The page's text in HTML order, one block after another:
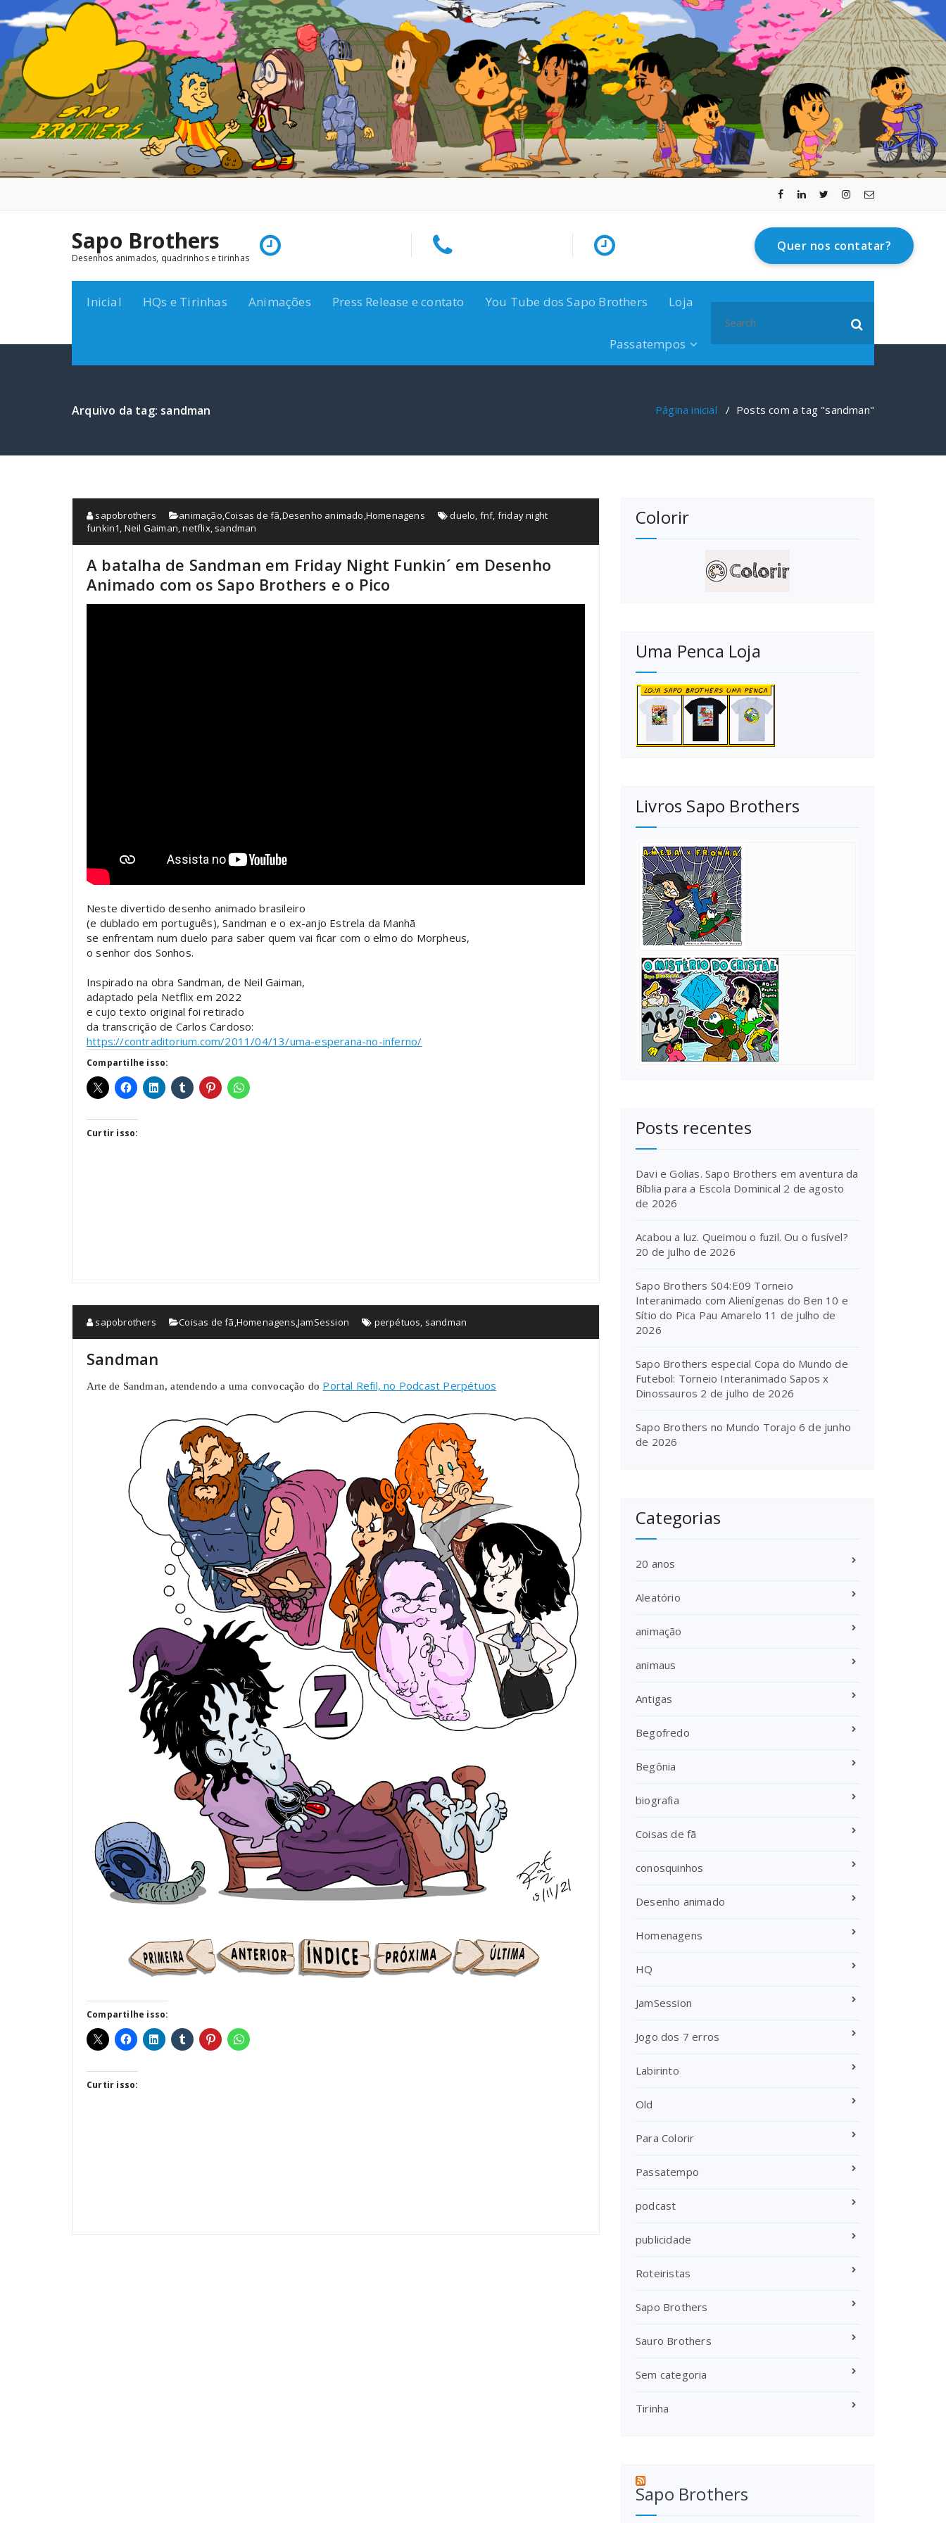
para
conteúdo
Sapo Brothers
Desenhos animados, quadrinhos e tirinhas
Quer nos contatar?
Inicial HQs e Tirinhas Animações Press Release e contato You Tube dos Sapo Brothers Loja
Passatempos
for:
Arquivo da tag: sandman Página inicial / Posts com a tag "sandman"
sapobrothers animação,Coisas de fã,Desenho animado,Homenagens duelo, fnf, friday night
funkin1, Neil Gaiman,netflix, sandman
A batalha de Sandman em Friday Night Funkin´ em Desenho
Animado com os Sapo Brothers e o Pico
Neste divertido desenho animado brasileiro
(e dublado em português), Sandman e o ex-anjo Estrela da Manhã
se enfrentam num duelo para saber quem vai ficar com o elmo do Morpheus,
o senhor dos Sonhos.
Inspirado na obra Sandman, de Neil Gaiman,
adaptado pela Netflix em 2022
e cujo texto original foi retirado
da transcrição de Carlos Cardoso:
https://contraditorium.com/2011/04/13/uma-esperana-no-inferno/
Compartilhe isso:
Curtir isso:
sapobrothers Coisas de fã,Homenagens,JamSession perpétuos, sandman
Sandman
Arte de Sandman, atendendo a uma convocação do Portal Refil, no Podcast Perpétuos
Compartilhe isso:
Curtir isso:
Colorir
Uma Penca Loja
Livros Sapo Brothers
Posts recentes
Davi e Golias. Sapo Brothers em aventura da
Bíblia para a Escola Dominical 2 de agosto
de 2026
Acabou a luz. Queimou o fuzil. Ou o fusível?
20 de julho de 2026
Sapo Brothers S04:E09 Torneio
Interanimado com Alienígenas do Ben 10 e
Sítio do Pica Pau Amarelo 11 de julho de
2026
Sapo Brothers especial Copa do Mundo de
Futebol: Torneio Interanimado Sapos x
Dinossauros 2 de julho de 2026
Sapo Brothers no Mundo Torajo 6 de junho
de 2026
Categorias
20 anos
Aleatório
animação
animaus
Antigas
Begofredo
Begônia
biografia
Coisas de fã
conosquinhos
Desenho animado
Homenagens
HQ
JamSession
Jogo dos 7 erros
Labirinto
Old
Para Colorir
Passatempo
podcast
publicidade
Roteiristas
Sapo Brothers
Sauro Brothers
Sem categoria
Tirinha
Sapo Brothers